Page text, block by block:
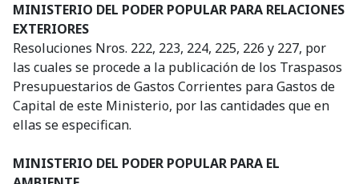
MINISTERIO DEL PODER POPULAR PARA RELACIONES
EXTERIORES
Resoluciones Nros. 222, 223, 224, 225, 226 y 227, por
las cuales se procede a la publicación de los Traspasos
Presupuestarios de Gastos Corrientes para Gastos de
Capital de este Ministerio, por las cantidades que en
ellas se especifican.
MINISTERIO DEL PODER POPULAR PARA EL